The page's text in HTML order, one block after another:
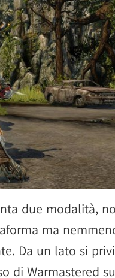
due modalità,
ma
Da un lato si
di Warmastered su